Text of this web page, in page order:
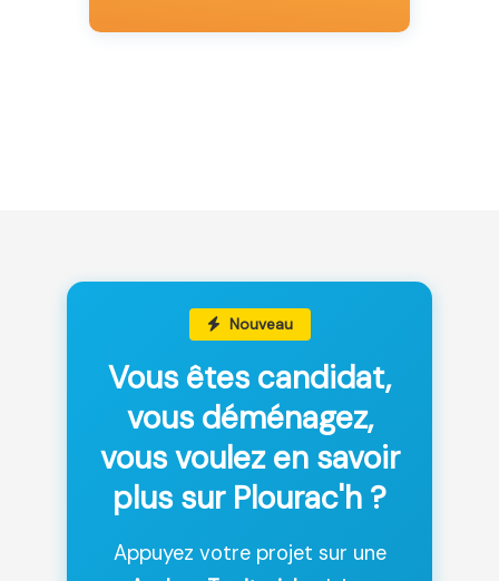
Nouveau
Vous êtes candidat,
vous déménagez,
vous voulez en savoir
plus sur Plourac'h ?
Appuyez votre projet sur une